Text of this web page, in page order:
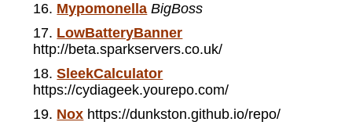
Mypomonella BigBoss
LowBatteryBanner
http://beta.sparkservers.co.uk/
SleekCalculator
https://cydiageek.yourepo.com/
Nox https://dunkston.github.io/repo/